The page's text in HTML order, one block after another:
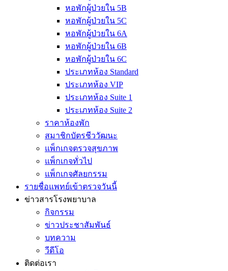
หอพักผู้ป่วยใน 5B
หอพักผู้ป่วยใน 5C
หอพักผู้ป่วยใน 6A
หอพักผู้ป่วยใน 6B
หอพักผู้ป่วยใน 6C
ประเภทห้อง Standard
ประเภทห้อง VIP
ประเภทห้อง Suite 1
ประเภทห้อง Suite 2
ราคาห้องพัก
สมาชิกบัตรชีววัฒนะ
แพ็กเกจตรวจสุขภาพ
แพ็กเกจทั่วไป
แพ็กเกจศัลยกรรม
รายชื่อแพทย์เข้าตรวจวันนี้
ข่าวสารโรงพยาบาล
กิจกรรม
ข่าวประชาสัมพันธ์
บทความ
วีดีโอ
ติดต่อเรา